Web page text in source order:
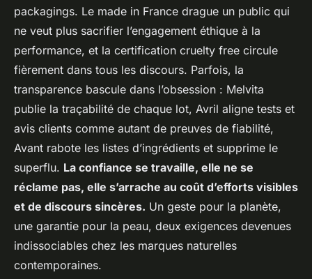
packagings. Le made in France drague un public qui
ne veut plus sacrifier l’engagement éthique à la
performance, et la certification cruelty free circule
fièrement dans tous les discours. Parfois, la
transparence bascule dans l’obsession : Melvita
publie la traçabilité de chaque lot, Avril aligne tests et
avis clients comme autant de preuves de fiabilité,
Avant rabote les listes d’ingrédients et supprime le
superflu. La confiance se travaille, elle ne se
réclame pas, elle s’arrache au coût d’efforts visibles
et de discours sincères. Un geste pour la planète,
une garantie pour la peau, deux exigences devenues
indissociables chez les marques naturelles
contemporaines.